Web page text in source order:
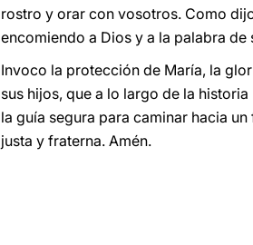
rostro y orar con vosotros. Como
encomiendo a Dios y a la palabra de
Invoco la protección de María, la
sus hijos, que a lo largo de la
la guía segura para caminar hacia
justa y fraterna. Amén.